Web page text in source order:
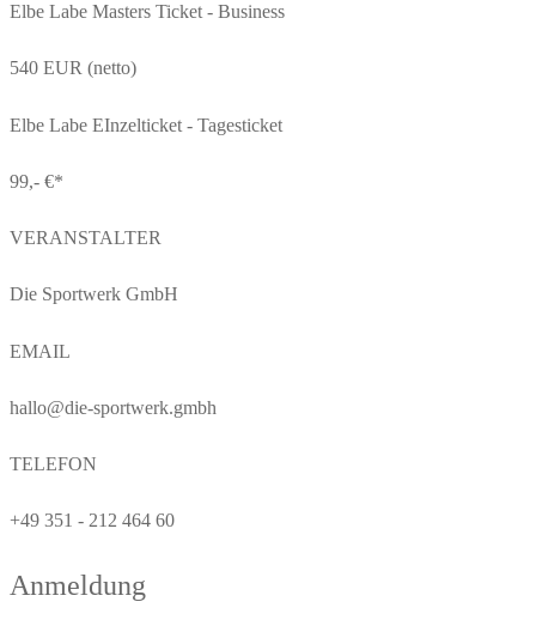
Elbe Labe Masters Ticket - Business
540 EUR (netto)
Elbe Labe EInzelticket - Tagesticket
99,- €*
VERANSTALTER
Die Sportwerk GmbH
EMAIL
hallo@die-sportwerk.gmbh
TELEFON
+49 351 - 212 464 60
Anmeldung